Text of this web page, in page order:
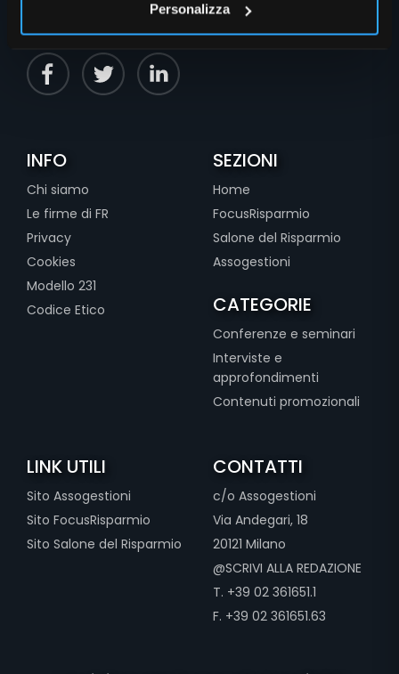
Personalizza
INFO
Chi siamo
Le firme di FR
Privacy
Cookies
Modello 231
Codice Etico
SEZIONI
Home
FocusRisparmio
Salone del Risparmio
Assogestioni
CATEGORIE
Conferenze e seminari
Interviste e
approfondimenti
Contenuti promozionali
LINK UTILI
Sito Assogestioni
Sito FocusRisparmio
Sito Salone del Risparmio
CONTATTI
c/o Assogestioni
Via Andegari, 18
20121 Milano
@SCRIVI ALLA REDAZIONE
T. +39 02 361651.1
F. +39 02 361651.63